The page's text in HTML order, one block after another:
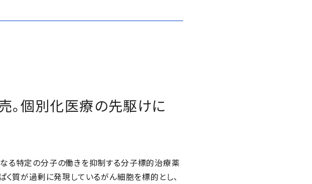
。個別化医療の先駆けに
る特定の分子の働きを抑制する分子標的治療薬
質が過剰に発現しているがん細胞を標的とし、